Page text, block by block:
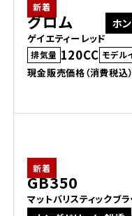
新着
グロム
ゲイエティーレッド
ホ
排気量 120CC モデル
現金販売価格（消費税込）
新着
GB350
マットバリスティックブラ